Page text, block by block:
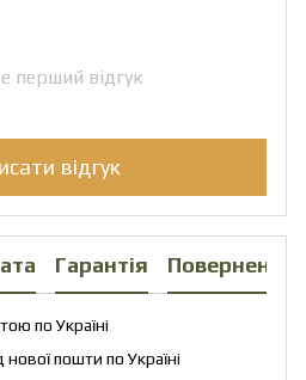
перший відгук
відгук
Гарантія Повернення
по Україні
пошти по Україні